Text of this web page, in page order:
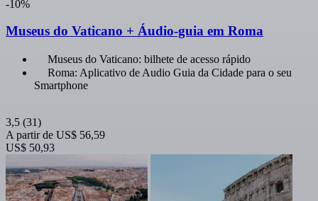
-10%
Museus do Vaticano + Áudio-guia em Roma
Museus do Vaticano: bilhete de acesso rápido
Roma: Aplicativo de Audio Guia da Cidade para o seu
Smartphone
3,5 (31)
A partir de US$ 56,59
US$ 50,93